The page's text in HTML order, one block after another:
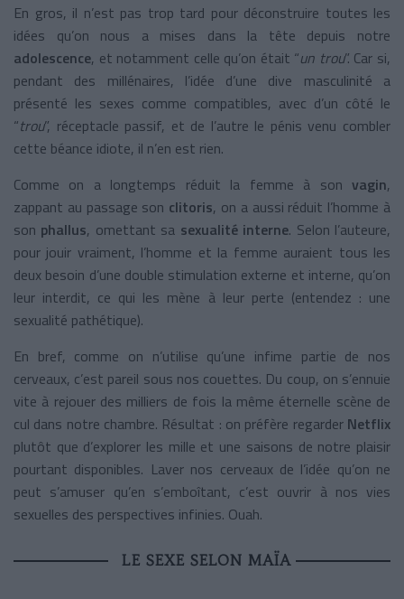
En gros, il n’est pas trop tard pour déconstruire toutes les
idées qu’on nous a mises dans la tête depuis notre
adolescence, et notamment celle qu’on était “un trou”. Car si,
pendant des millénaires, l’idée d’une dive masculinité a
présenté les sexes comme compatibles, avec d’un côté le
“trou”, réceptacle passif, et de l’autre le pénis venu combler
cette béance idiote, il n’en est rien.
Comme on a longtemps réduit la femme à son vagin,
zappant au passage son clitoris, on a aussi réduit l’homme à
son phallus, omettant sa sexualité interne. Selon l’auteure,
pour jouir vraiment, l’homme et la femme auraient tous les
deux besoin d’une double stimulation externe et interne, qu’on
leur interdit, ce qui les mène à leur perte (entendez : une
sexualité pathétique).
En bref, comme on n’utilise qu’une infime partie de nos
cerveaux, c’est pareil sous nos couettes. Du coup, on s’ennuie
vite à rejouer des milliers de fois la même éternelle scène de
cul dans notre chambre. Résultat : on préfère regarder Netflix
plutôt que d’explorer les mille et une saisons de notre plaisir
pourtant disponibles. Laver nos cerveaux de l’idée qu’on ne
peut s’amuser qu’en s’emboîtant, c’est ouvrir à nos vies
sexuelles des perspectives infinies. Ouah.
LE SEXE SELON MAÏA